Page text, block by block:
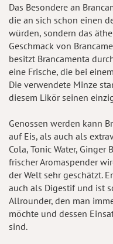
Das Besondere an
die an sich schon einen
würden, sondern das
Geschmack von
besitzt Brancamenta
eine Frische, die bei
Die verwendete Minze
diesem Likör seinen
Genossen werden kann
auf Eis, als auch als
Cola, Tonic Water, Ginger
frischer Aromaspender
der Welt sehr geschätzt.
auch als Digestif und ist
Allrounder, den man
möchte und dessen
sind.